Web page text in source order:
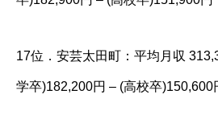
17位．安芸太田町：平均月収
学卒)182,200円 – (高校卒)150,600